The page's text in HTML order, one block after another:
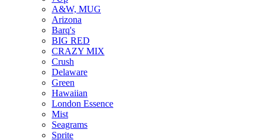
A&W, MUG
Arizona
Barq's
BIG RED
CRAZY MIX
Crush
Delaware
Green
Hawaiian
London Essence
Mist
Seagrams
Sprite